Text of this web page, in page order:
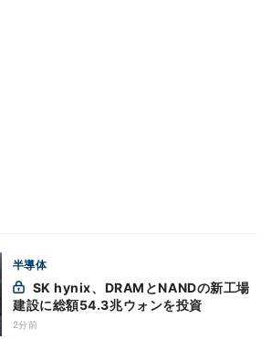
半導体
建設に総額54.3兆ウォンを投資
2分前